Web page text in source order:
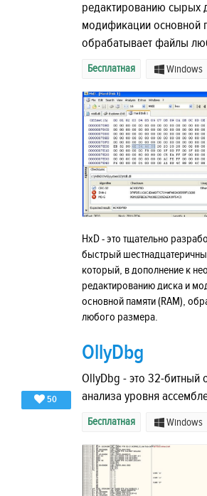
редактированию сырых
модификации основной
обрабатывает файлы
Бесплатная Windows
HxD - это тщательно
быстрый
который, в дополнение к
редактированию диска и
основной памяти (RAM),
любого размера.
50
OllyDbg
OllyDbg - это 32-битный
анализа уровня
Бесплатная Windows